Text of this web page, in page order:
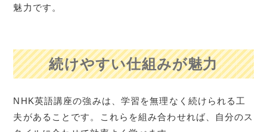
魅力です。
続けやすい仕組みが魅力
NHK英語講座の強みは、学習を無理なく続けられる工
夫があることです。これらを組み合わせれば、自分のス